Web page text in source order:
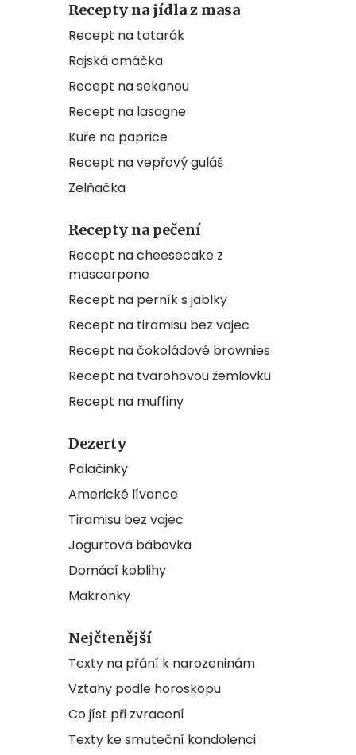
Recepty na jídla z masa
Recept na tatarák
Rajská omáčka
Recept na sekanou
Recept na lasagne
Kuře na paprice
Recept na vepřový guláš
Zelňačka
Recepty na pečení
Recept na cheesecake z
mascarpone
Recept na perník s jablky
Recept na tiramisu bez vajec
Recept na čokoládové brownies
Recept na tvarohovou žemlovku
Recept na muffiny
Dezerty
Palačinky
Americké lívance
Tiramisu bez vajec
Jogurtová bábovka
Domácí koblihy
Makronky
Nejčtenější
Texty na přání k narozeninám
Vztahy podle horoskopu
Co jíst při zvracení
Texty ke smuteční kondolenci